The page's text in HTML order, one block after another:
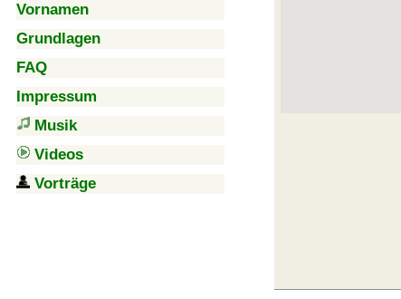
Vornamen
Grundlagen
FAQ
Impressum
Musik
Videos
Vorträge